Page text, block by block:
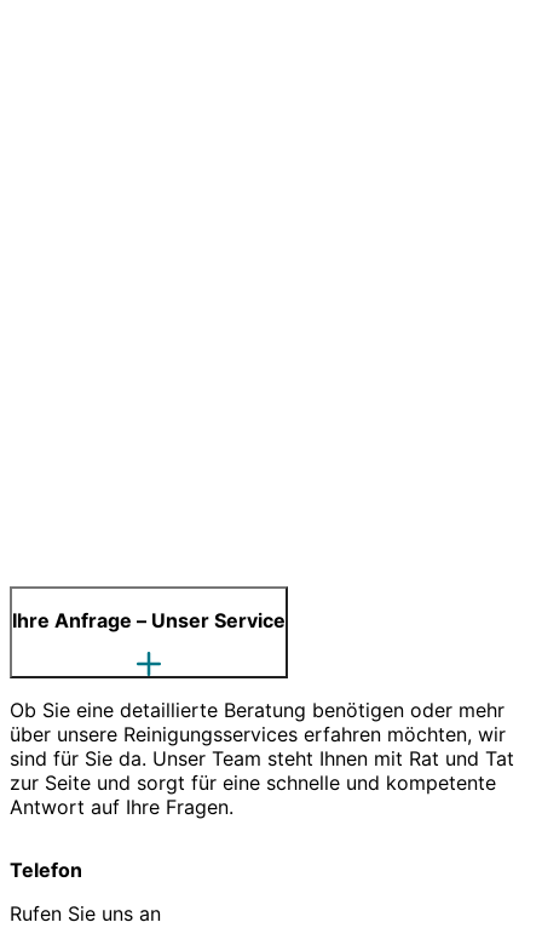
Ihre Anfrage – Unser Service
Ob Sie eine detaillierte Beratung benötigen oder mehr
über unsere Reinigungsservices erfahren möchten, wir
sind für Sie da. Unser Team steht Ihnen mit Rat und Tat
zur Seite und sorgt für eine schnelle und kompetente
Antwort auf Ihre Fragen.
Telefon
Rufen Sie uns an